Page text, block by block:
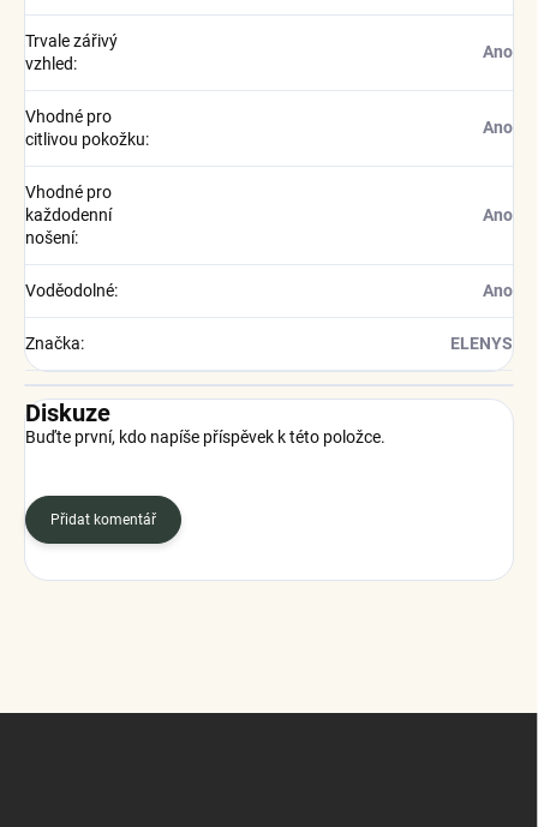
Trvale zářivý
vzhled:
Ano
Vhodné pro
citlivou pokožku:
Ano
Vhodné pro
každodenní
nošení:
Ano
Voděodolné: Ano
Značka: ELENYS
Diskuze
Buďte první, kdo napíše příspěvek k této položce.
Přidat komentář